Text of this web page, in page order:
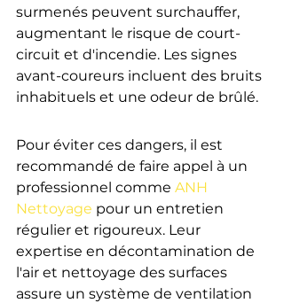
surmenés peuvent surchauffer,
augmentant le risque de court-
circuit et d'incendie. Les signes
avant-coureurs incluent des bruits
inhabituels et une odeur de brûlé.
Pour éviter ces dangers, il est
recommandé de faire appel à un
professionnel comme ANH
Nettoyage pour un entretien
régulier et rigoureux. Leur
expertise en décontamination de
l'air et nettoyage des surfaces
assure un système de ventilation